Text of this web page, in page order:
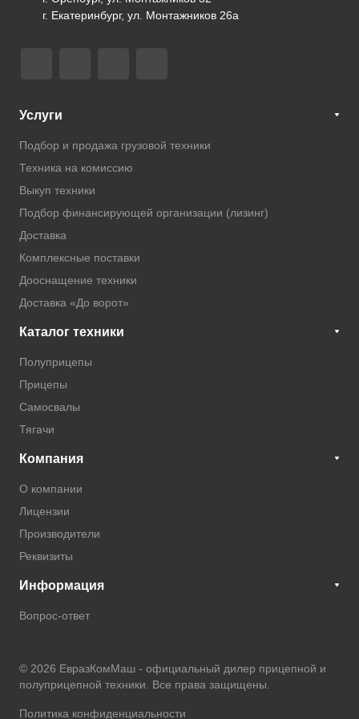
г. Екатеринбург, ул. Монтажников 26а
Услуги
Подбор и продажа грузовой техники
Техника на комиссию
Выкуп техники
Подбор финансирующей организации (лизинг)
Доставка
Комплексные поставки
Дооснащение техники
Доставка «До ворот»
Каталог техники
Полуприцепы
Прицепы
Самосвалы
Тягачи
Компания
О компании
Лицензии
Производители
Реквизиты
Информация
Вопрос-ответ
© 2026 ЕвразКомМаш - официальный дилер прицепной и
полуприцепной техники . Все права защищены.
Политика конфиденциальности